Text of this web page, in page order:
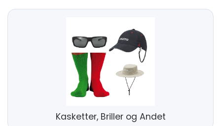
Kasketter, Briller og Andet